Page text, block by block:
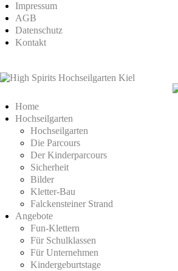
Impressum
AGB
Datenschutz
Kontakt
Home
Hochseilgarten
Hochseilgarten
Die Parcours
Der Kinderparcours
Sicherheit
Bilder
Kletter-Bau
Falckensteiner Strand
Angebote
Fun-Klettern
Für Schulklassen
Für Unternehmen
Kindergeburtstage